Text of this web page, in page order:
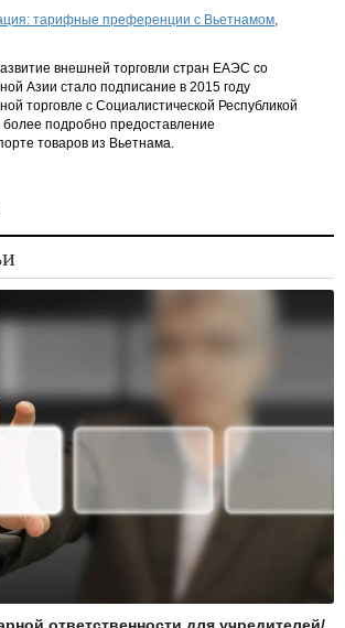
тарифные преференции с Вьетнамом
внешней торговли стран ЕАЭС со
Азии стало подписание в 2015 году
торговле с Социалистической Республикой
подробно предоставление
товаров из Вьетнама.